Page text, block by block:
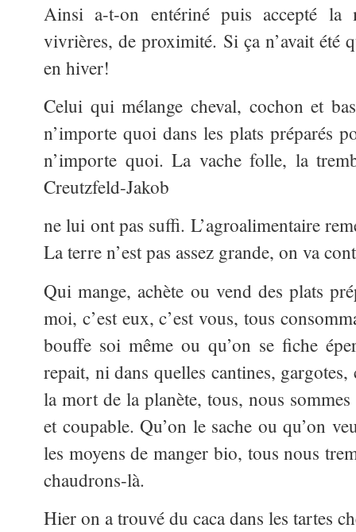
Ainsi a-t-on entériné puis accepté la
vivrières, de proximité. Si ça n’avait été
en hiver!
Celui qui mélange cheval, cochon et
n’importe quoi dans les plats préparés
n’importe quoi. La vache folle, la
Creutzfeld-Jakob
ne lui ont pas suffi. L’agroalimentaire
La terre n’est pas assez grande, on va
Qui mange, achète ou vend des plats
moi, c’est eux, c’est vous, tous
bouffe soi même ou qu’on se fiche
repait, ni dans quelles cantines,
la mort de la planète, tous, nous
et coupable. Qu’on le sache ou qu’on
les moyens de manger bio, tous nous
chaudrons-là.
Hier on a trouvé du caca dans les tartes